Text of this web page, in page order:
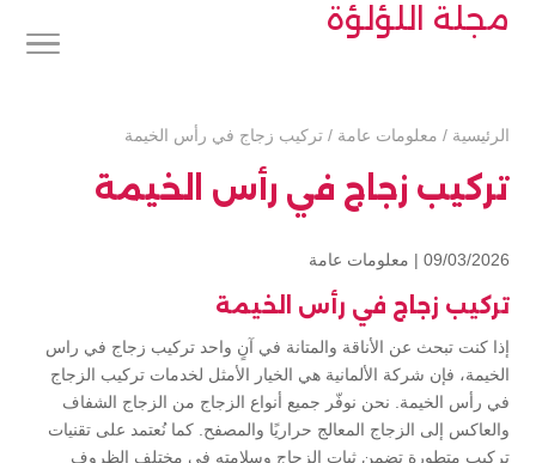
مجلة اللؤلؤة
الرئيسية / معلومات عامة / تركيب زجاج في رأس الخيمة
تركيب زجاج في رأس الخيمة
09/03/2026 | معلومات عامة
تركيب زجاج في رأس الخيمة
إذا كنت تبحث عن الأناقة والمتانة في آنٍ واحد تركيب زجاج في راس
الخيمة، فإن شركة الألمانية هي الخيار الأمثل لخدمات تركيب الزجاج
في رأس الخيمة. نحن نوفّر جميع أنواع الزجاج من الزجاج الشفاف
والعاكس إلى الزجاج المعالج حراريًا والمصفح. كما نُعتمد على تقنيات
تركيب متطورة تضمن ثبات الزجاج وسلامته في مختلف الظروف